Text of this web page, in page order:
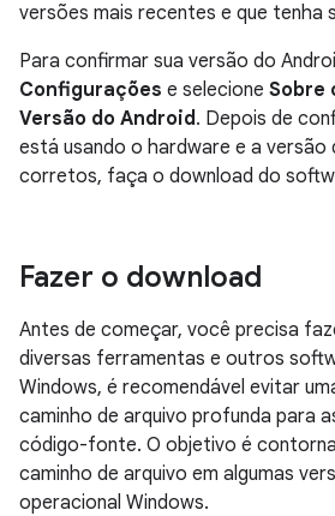
versões mais recentes e que tenha
Para confirmar sua versão do
Configurações e selecione Sobre
Versão do Android. Depois de
está usando o hardware e a
corretos, faça o download do
Fazer o download
Antes de começar, você precisa
diversas ferramentas e outros
Windows, é recomendável evitar
caminho de arquivo profunda para
código-fonte. O objetivo é
caminho de arquivo em algumas
operacional Windows.